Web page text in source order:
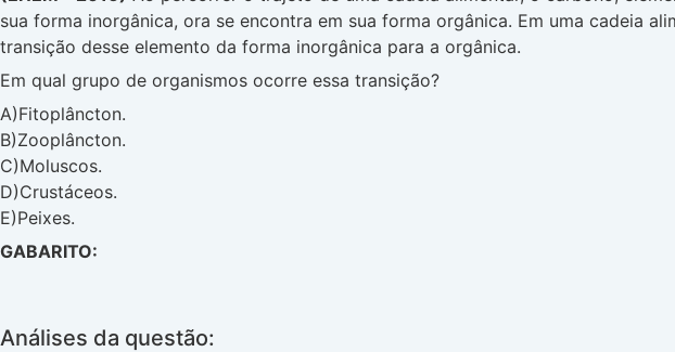
sua forma inorgânica, ora se encontra em sua forma orgânica. Em uma cadeia
transição desse elemento da forma inorgânica para a orgânica.
Em qual grupo de organismos ocorre essa transição?
A)Fitoplâncton.
B)Zooplâncton.
C)Moluscos.
D)Crustáceos.
E)Peixes.
GABARITO:
Análises da questão: